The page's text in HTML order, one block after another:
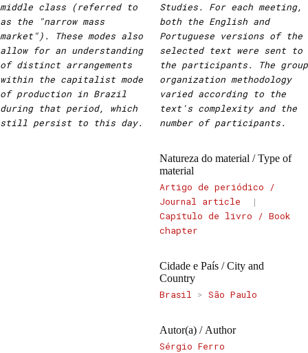
middle class (referred to
as the "narrow mass
market"). These modes also
allow for an understanding
of distinct arrangements
within the capitalist mode
of production in Brazil
during that period, which
still persist to this day.
Studies. For each meeting,
both the English and
Portuguese versions of the
selected text were sent to
the participants. The group
organization methodology
varied according to the
text's complexity and the
number of participants.
Natureza do material / Type of
material
Artigo de periódico /
Journal article
|
Capítulo de livro / Book
chapter
Cidade e País / City and
Country
Brasil > São Paulo
Autor(a) / Author
Sérgio Ferro